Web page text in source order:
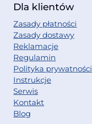
Dla klientów
Zasady płatności
Zasady dostawy
Reklamacje
Regulamin
Polityka prywatności
Instrukcje
Serwis
Kontakt
Blog